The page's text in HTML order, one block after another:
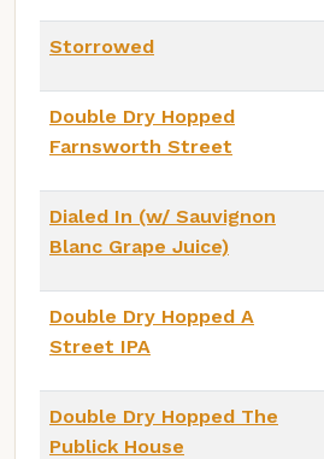
Storrowed
Double Dry Hopped
Farnsworth Street
Dialed In (w/ Sauvignon
Blanc Grape Juice)
Double Dry Hopped A
Street IPA
Double Dry Hopped The
Publick House